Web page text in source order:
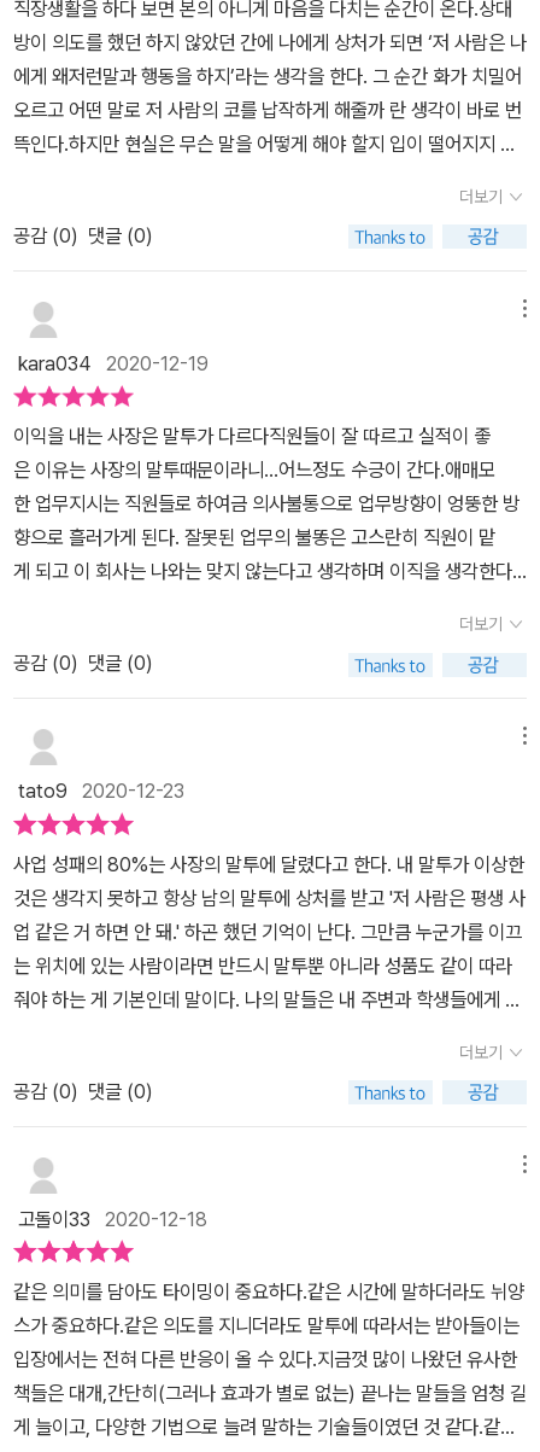
글은 협찬받은 도서를 읽고 주관적으로 작성한 것이다.
있습니다 그래서 하나의 팀을 이끌고 있는 사람이나후배가 생겨서 후
배를 이끌어줘야하는 책임감이 생긴 사람들도 이 책에서 많은 도움을
얻을 수 있습니다. 특히 후배가 처음 생길때에는, 그동안 선배들로부
터 업무지시만 받다가후배한테 업무를 지시하고 업무를 가르쳐줘야
하는 입장으로 바뀝니다. 이때 그동안 선배가 가르쳐준 방식대로 후
배를 대할 수 밖에 없는데,이 책을 통해 일을 시키는 말투를 배우면후
배와 좋은 관계를 유지하는데도 도움이 될 것 같습니다. 이 책을 통해
책하는 법 저는 가장 공감이 많이 갔던것이 어려운 말을 쓰지 않는 것
이었습니다. 업무지시를 받고 그대로 일을 해도 수정은 몇백번씩 하
는거 같은데 그럴때마다 시간만 버리고 열받았던 기억이 있습니다.
아무리 좋은 의도로 말했다고 한들상대방이 어떻게 받아들였는지가
더욱 중요합니다.그래서 업무지시할때는 줄임말이나 전문용어를 사
용하는 대신에최대한 알기쉬운 말투를 구사해야 하고 최대한 구체적
으로 말해야 합니다. 34 청크업 하기세세하게 하는것도 좋지만, 그러
면 너무 많아서 어떤것부터 해야할지 감이 잡히지 않을수도 있다. 그
의 말을 사용한다출판서로부터 도서를 무료로 제공받아 주관적으로
작성한 리뷰입니다
직장생활을 하다 보면 본의 아니게 마음을 다치는 순간이 온다.상대
방이 의도를 했던 하지 않았던 간에 나에게 상처가 되면 ‘저 사람은 나
에게 왜저런말과 행동을 하지’라는 생각을 한다. 그 순간 화가 치밀어
오르고 어떤 말로 저 사람의 코를 납작하게 해줄까 란 생각이 바로 번
뜩인다.하지만 현실은 무슨 말을 어떻게 해야 할지 입이 떨어지지 않
관없겠지만 인간은 감정의 동물이다.한참 지나서 ‘왜 그때 이렇게 말
하지 못했지’ 라는후회와 한심함이 밀려오는 그 순간. 그 순간을 다른
사람들도 많이 경험하였을 것이다. 아마도 나와 비슷하게 느낀사람들
이 많은가보다.보통사람들을 위한 ‘상대방의 무례함에 포커페이스를
유지하며 정중하게 이야기하기’ 라는 주제로 한 책이 요즘 많이 출간
된다. 대체적으로 주제는 ‘이기는 대화법’ 이다.이 책 또한 그렇다. 덧
붙여 말투만 다르게 하더라도 기업의 매출과 이익이 상승한다는 주
제의 글이다.제목 또한 굉장히 유쾌하다. ‘이익을 내는 사장은 말투가
다르다’ 라니무언가 이 책을 읽으면 많은 도움이 될 것 같은 기분이었
다. 이 책은 상황 별로 어떻게 대처를 해야 현명하고 슬기로울지 대처
법을 아주 상세히 알려준다.또한 직장에서 가정에서 또는 전혀 모르
는 타인에게 정확한 샘플문장을 제시하며 알려주는 디테일을 갖추고
있다. 일명 화를 치밀어 오르게 하는 사람들에게 우리는 ‘분노유발자
들’이라는 이야기를 한다. 이러한 분노유발자들은 우리 삶 속에 곳곳
릴지 모르지만, 자신에게는 아무런 이득이 되지 않는다. 올바른타이
밍과 방법으로 화를 드러낸다면 문제를 해결하고, 원하는 바를 얻을
수 있는 것이다.이 책에서 개인적으로 가장 흥미로웠던 부분은 직장
이나가정에서 흔히 볼 수 분노 유발자들이 화를 돋우는 상황 속에서
손해 보지 않으면서 상대방을 뜨끔하게 만드는 방법이었다. 직장 내
에서는 직장상사가 본인의 기분이 좋지 않다고 후배에게 일방적으로
짜증을내거나업무로 트집을 잡는 경우의 대처법이 아주 자세하게 나
와있다.또한 기업을 대표하는 사람은 더욱 말투에 신중을 가해야 한
떻게 대처하면 좋을지응용도 할 수 있는 기회여서 더 좋았다. 이 책에
는 서툴고 투박한 말투를 남발하여 결정적인 순간에 패배의 쓴잔을
마시는사례들과, 그런 순간에 꼭 필요한 표현법을 센스 있게 구사할
수 있도록 돕는 해결책이 흥미진진하게펼쳐진다. 분노를 느끼면서도
되받아치지 못하는 사람들에게 누구나 실천할 수 있는 구체적인대안
을 제시하는 것이다. 개인적으로 인상깊었던 책의 구절이 굉장히 많
았다. 두고두고 기억하면 언젠가는 사용할 수 있기에 틈틈히 리마인
딩을 하며 새겨보려 노력하고 있다. 상대방이 무작정 화를 낸다고 똑
같이 대응하면 같은 사람이 되기에 나라도 전략적으로 치밀하게 준비
한 멘트로 조근조근 이야기하면 상대방도느끼는 바가 있기 않을까 생
각한다.결국에는 이 책의 제목처럼 ‘말투’로 한 기업의이익까지 영향
을 줄 수 있는 아주 중요한 요소이기에 항상 조심해야 한다는 생각을
더보기
공감 (0) 댓글 (0)
kara034 2020-12-19
이익을 내는 사장은 말투가 다르다​​직원들이 잘 따르고 실적이 좋
은 이유는 사장의 말투때문이라니...​어느정도 수긍이 간다.​애매모
한 업무지시는 직원들로 하여금 의사불통으로 업무방향이 엉뚱한 방
향으로 흘러가게 된다. 잘못된 업무의 불똥은 고스란히 직원이 맡
게 되고 이 회사는 나와는 맞지 않는다고 생각하며 이직을 생각한다.​
지 않고 둘러서 애기를 하거나 정해진 날짜를 이야기해주지 않고​가급
적 빨리, 될수 있는 대로등. 애매모한 업무지시에 우선순의도 없고 헷
갈린다.​특히 신입직원들의 경우에는 한번에 많은 양의지시보단 세부
적으로 나누어서 업무를 지시하고, 좀더 구체적으로 애기를 해줘
로 업무를 처리할 수 있다.​직원의 위에서 업무를 지시하는 것이 아니
라​직원의 아래에서 이야기에 귀를 기울이고​차별없이 평등하게 대한
다면 직원의 업무의 능률도 올라갈 것이다.​칭찬은 고래도 춤추게 한
다.​라는 말이 있다. 직원들의 업무실적이나 기타등... 칭찬을 할때 뭉
그뜨려서 수고하십니다. 이런말보다는 구체적으로 이야기를 해준다
면​세심한 부분에 감동할 수도 있다​예전의 회사의 사장님은 항상 웃
는 얼굴로 먼저 인사를 하셨다. 나이가 어린 신입부터 연장자인 직원
분께도 항상 먼저 존댓말로 인사를 하셨다. 혹시나 실수가 있었을 때
에는 강한 질책보다는 본질적인 이유로 함께 문제를 해결하고자 하셨
가 항상 갑은 아니다​직원들을 통솔할 수 있는 카리스마도 분명 필요
하다. 하지만 그것보다 직원 하나하나의 인성과 능력을 파악하고 그
것이 어떻게 회사에 이롭게 할 수 있을지 조화롭게 어우러지게 하
는 것도 사장의 능력. 리더십일것이다.​​이 책은 리뷰어스클럽에서 제
공받아 작성된 리뷰입니다.​​#이익을내는사장은말투가다르다#리더십
#센시오#요시다유키히로#리뷰어스클럽#서평이벤트
더보기
공감 (0) 댓글 (0)
tato9 2020-12-23
사업 성패의 80%는 사장의 말투에 달렸다고 한다. 내 말투가 이상한
것은 생각지 못하고 항상 남의 말투에 상처를 받고 '저 사람은 평생 사
업 같은 거 하면 안 돼.' 하곤 했던 기억이 난다. 그만큼 누군가를 이끄
는 위치에 있는 사람이라면 반드시 말투뿐 아니라 성품도 같이 따라
줘야 하는 게 기본인데 말이다. 나의 말들은 내 주변과 학생들에게 어
지만, 이익을 내는 사장의 말투는 사장뿐 아니라 살아가는 내내 모두
에게 필요하다. 저자는 신규 고객을 확보하는 데는 탁월한 능력을 가
졌지만 서툰 말투로 인해 두 번의 좌천을 경험했다고 한다. 최악의 순
간에서 만난 상사를 통해 자신의 문제가 무엇인지 깨닫고 어떤 상황
에서든지 제대로 말하는 방법을 연구했으며 그 핵심은 '말투'임을 밝
혀냈다고 한다. 이후 경영자 및 관리자를 위한 연수, 강연, 컨설팅 등
에서 말투 개선, 영업력 향상, 칭찬 법과 질책하는 법, 지시하는 법 등
을 나누며 인재 육성에 나서고 있단다. 저서로는 <성공하는 리더는
어떻게 말하는가>, <일 빨리 끝내는 사람의 42가지 비법>외 다수가
있다. 책의 요점은 '이해하기 쉽고 정확하게 말하기'이다. 그 핵심을
어떻게 풀어가고 있는지 보자. 총 8파트로 '이익을 내는 사장의 말투
는 따로 있다' '직원의 잦은 실수가 고민이라면 이런 말투가 절실하다'
더보기
공감 (0) 댓글 (0)
고돌이33 2020-12-18
같은 의미를 담아도 타이밍이 중요하다.같은 시간에 말하더라도 뉘양
스가 중요하다.같은 의도를 지니더라도 말투에 따라서는 받아들이는
입장에서는 전혀 다른 반응이 올 수 있다.지금껏 많이 나왔던 유사한
책들은 대개,간단히(그러나 효과가 별로 없는) 끝나는 말들을 엄청 길
게 늘이고, 다양한 기법으로 늘려 말하는 기술들이였던 것 같다.같은